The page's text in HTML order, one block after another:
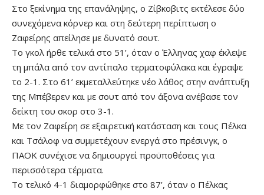
Στο ξεκίνημα της επανάληψης, ο Ζίβκοβιτς εκτέλεσε δύο
συνεχόμενα κόρνερ και στη δεύτερη περίπτωση ο
Ζαφείρης απείλησε με δυνατό σουτ.
Το γκολ ήρθε τελικά στο 51’, όταν ο Έλληνας χαφ έκλεψε
τη μπάλα από τον αντίπαλο τερματοφύλακα και έγραψε
το 2-1. Στο 61’ εκμεταλλεύτηκε νέο λάθος στην ανάπτυξη
της Μπέβερεν και με σουτ από τον άξονα ανέβασε τον
δείκτη του σκορ στο 3-1.
Με τον Ζαφείρη σε εξαιρετική κατάσταση και τους Πέλκα
και Τσάλοφ να συμμετέχουν ενεργά στο πρέσινγκ, ο
ΠΑΟΚ συνέχισε να δημιουργεί προϋποθέσεις για
περισσότερα τέρματα.
Το τελικό 4-1 διαμορφώθηκε στο 87’, όταν ο Πέλκας